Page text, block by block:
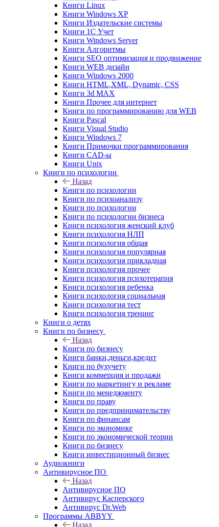
Книги Linux
Книги Windows XP
Книги Издательские системы
Книги 1C Учет
Книги Windows Server
Книги Алгоритмы
Книги SEO оптимизация и продвижение
Книги WEB дизайн
Книги Windows 2000
Книги HTML,XML, Dynamic, CSS
Книги 3d MAX
Книги Прочее для интернет
Книги по программированию для WEB
Книги Pascal
Книги Visual Studio
Книги Windows 7
Книги Примочки программирования
Книги CAD-ы
Книги Unix
Книги по психологии
Назад
Книги по психологии
Книги по психоанализу
Книги по психологии
Книги по психологии бизнеса
Книги психология женский клуб
Книги психология НЛП
Книги психология общая
Книги психология популярная
Книги психология прикладная
Книги психология прочее
Книги психология психотерапия
Книги психология ребенка
Книги психология социальная
Книги психология тест
Книги психология тренинг
Книги о детях
Книги по бизнесу
Назад
Книги по бизнесу
Книги банки,деньги,кредит
Книги по бухучету
Книги коммерция и продажи
Книги по маркетингу и рекламе
Книги по менеджменту
Книги по праву
Книги по предпринимательству
Книги по финансам
Книги по экономике
Книги по экономической теории
Книги по бизнесу
Книги инвестиционный бизнес
Аудиокниги
Антивирусное ПО
Назад
Антивирусное ПО
Антивирус Касперского
Антивирус Dr.Web
Программы ABBYY
Назад